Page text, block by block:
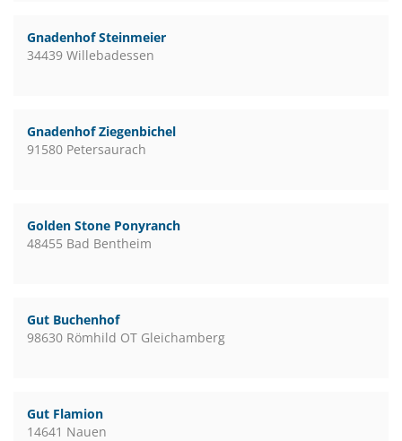
Gnadenhof Steinmeier
34439 Willebadessen
Gnadenhof Ziegenbichel
91580 Petersaurach
Golden Stone Ponyranch
48455 Bad Bentheim
Gut Buchenhof
98630 Römhild OT Gleichamberg
Gut Flamion
14641 Nauen